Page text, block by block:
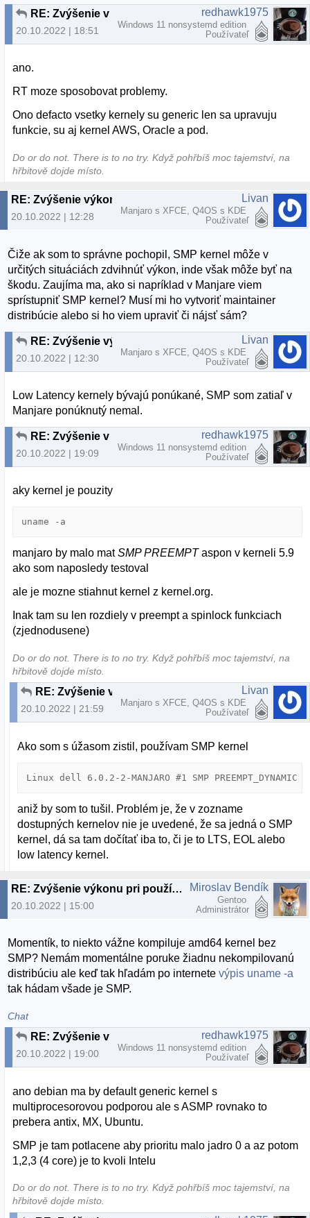
20.10.2022 | 18:51
redhawk1975
Windows 11 nonsystemd edition
Používateľ
ano.
RT moze sposobovat problemy.
Ono defacto vsetky kernely su generic len sa upravuju
funkcie, su aj kernel AWS, Oracle a pod.
Do or do not. There is to no try.​ Když pohřbíš moc tajemství, na
hřbitově dojde místo.
20.10.2022 | 12:28
Livan
Manjaro s XFCE, Q4OS s KDE
Používateľ
Čiže ak som to správne pochopil, SMP kernel môže v
určitých situáciách zdvihnúť výkon, inde však môže byť na
škodu. Zaujíma ma, ako si napríklad v Manjare viem
sprístupniť SMP kernel? Musí mi ho vytvoriť maintainer
distribúcie alebo si ho viem upraviť či nájsť sám?
20.10.2022 | 12:30
Livan
Manjaro s XFCE, Q4OS s KDE
Používateľ
Low Latency kernely bývajú ponúkané, SMP som zatiaľ v
Manjare ponúknutý nemal.
20.10.2022 | 19:09
redhawk1975
Windows 11 nonsystemd edition
Používateľ
aky kernel je pouzity
uname -a
manjaro by malo matSMP PREEMPTaspon v kerneli 5.9
ako som naposledy testoval
ale je mozne stiahnut kernel z kernel.org.
Inak tam su len rozdiely v preempt a spinlock funkciach
(zjednodusene)
Do or do not. There is to no try.​ Když pohřbíš moc tajemství, na
hřbitově dojde místo.
20.10.2022 | 21:59
Livan
Manjaro s XFCE, Q4OS s KDE
Používateľ
Ako som s úžasom zistil, používam SMP kernel
Linux dell 6.0.2-2-MANJARO #1 SMP
aniž by som to tušil. Problém je, že v zozname
dostupných kernelov nie je uvedené, že sa jedná o SMP
kernel, dá sa tam dočítať iba to, či je to LTS, EOL alebo
low latency kernel.
RE: Zvýšenie výkonu pri používaní SMP kernelu
20.10.2022 | 15:00
Miroslav Bendík
Gentoo
Administrátor
Momentík, to niekto vážne kompiluje amd64 kernel bez
SMP? Nemám momentálne poruke žiadnu nekompilovanú
distribúciu ale keď tak hľadám po internetevýpis uname -a
tak hádam všade je SMP.
Chat
20.10.2022 | 19:00
redhawk1975
Windows 11 nonsystemd edition
Používateľ
ano debian ma by default generic kernel s
multiprocesorovou podporou ale s ASMP rovnako to
prebera antix, MX, Ubuntu.
SMP je tam potlacene aby prioritu malo jadro 0 a az potom
1,2,3 (4 core) je to kvoli Intelu
Do or do not. There is to no try.​ Když pohřbíš moc tajemství, na
hřbitově dojde místo.